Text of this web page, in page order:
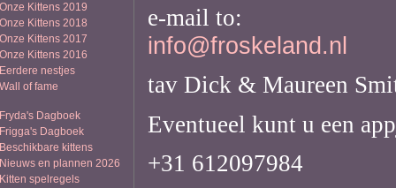
Onze Kittens 2019
Onze Kittens 2018
Onze Kittens 2017
Onze Kittens 2016
Eerdere nestjes
Wall of fame
Fryda's Dagboek
Frigga's Dagboek
Beschikbare kittens
Nieuws en plannen 2026
Kitten spelregels
e-mail to:
info@froskeland.nl
tav Dick & Maureen
Eventueel kunt u een
+31 612097984